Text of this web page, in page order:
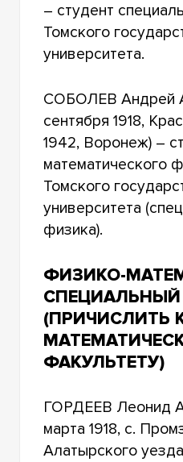
– студент
Томского
университета.
СОБОЛЕВ Андрей
сентября 1918,
1942, Воронеж) –
математического
Томского
университета
физика).
ФИЗИКО-
(ПРИЧИСЛИТЬ
ФАКУЛЬТЕТУ)
ГОРДЕЕВ Леонид
марта 1918, с.
Алатырского